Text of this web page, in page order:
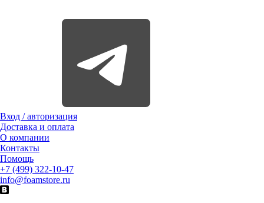
Вход / авторизация
Доставка и оплата
О компании
Контакты
Помощь
+7 (499) 322-10-47
info@foamstore.ru